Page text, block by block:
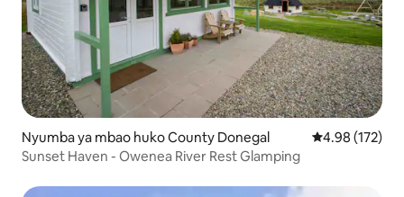
Nyumba ya mbao huko County Donegal Ukadiriaji wa
4.98 (172)
Sunset Haven - Owenea River Rest Glamping